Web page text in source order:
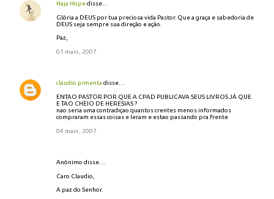
Haja Hopedisse…
Glória a DEUS por tua preciosa vida Pastor. Que a graça e sabedoria de
DEUS seja sempre sua direção e ação.
Paz,
01 maio, 2007
claudio pimenta disse…
ENTAO PASTOR POR QUE A CPAD PUBLICAVA SEUS LIVROS JÁ QUE
E TAO CHEIO DE HERESIAS ?
nao seria uma contradiçao quantos crentes menos informados
compraram essas coisas e leram e estao passando pra frente
04 maio, 2007
Anônimo disse…
Caro Claudio,
A paz do Senhor.